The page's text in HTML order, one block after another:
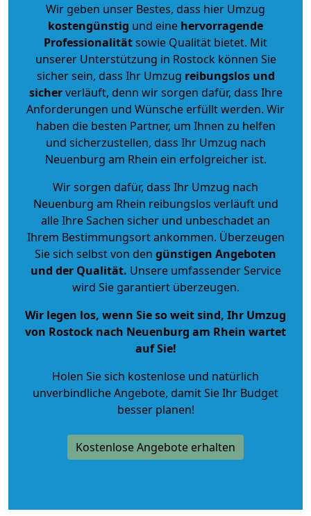
Wir geben unser Bestes, dass hier Umzug
kostengünstig und eine hervorragende
Professionalitätsowie Qualität bietet. Mit
unserer Unterstützung in Rostock können Sie
sicher sein, dass Ihr Umzug reibungslos und
sicherverläuft, denn wir sorgen dafür, dass Ihre
Anforderungen und Wünsche erfüllt werden. Wir
haben die besten Partner, um Ihnen zu helfen
und sicherzustellen, dass Ihr Umzug nach
Neuenburg am Rhein ein erfolgreicher ist.
Wir sorgen dafür, dass Ihr Umzug nach
Neuenburg am Rhein reibungslos verläuft und
alle Ihre Sachen sicher und unbeschadet an
Ihrem Bestimmungsort ankommen. Überzeugen
Sie sich selbst von den günstigen Angeboten
und der Qualität. Unsere umfassender Service
wird Sie garantiert überzeugen.
Wir legen los, wenn Sie so weit sind, Ihr Umzug
von Rostock nach Neuenburg am Rhein wartet
auf Sie!
Holen Sie sich kostenlose und natürlich
unverbindliche Angebote, damit Sie Ihr Budget
besser planen!
Kostenlose Angebote erhalten